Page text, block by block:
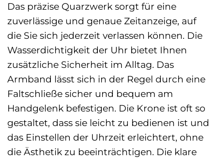
Das präzise Quarzwerk sorgt für eine
zuverlässige und genaue Zeitanzeige, auf
die Sie sich jederzeit verlassen können. Die
Wasserdichtigkeit der Uhr bietet Ihnen
zusätzliche Sicherheit im Alltag. Das
Armband lässt sich in der Regel durch eine
Faltschließe sicher und bequem am
Handgelenk befestigen. Die Krone ist oft so
gestaltet, dass sie leicht zu bedienen ist und
das Einstellen der Uhrzeit erleichtert, ohne
die Ästhetik zu beeinträchtigen. Die klare